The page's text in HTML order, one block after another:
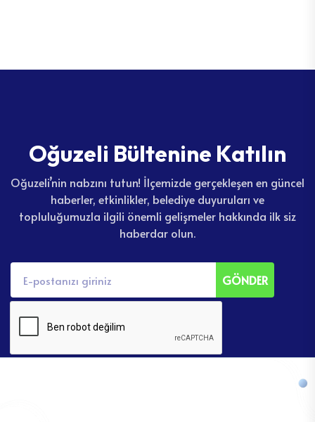
Oğuzeli Bültenine Katılın
Oğuzeli’nin nabzını tutun! İlçemizde gerçekleşen en güncel
haberler, etkinlikler, belediye duyuruları ve
topluluğumuzla ilgili önemli gelişmeler hakkında ilk siz
haberdar olun.
GÖNDER